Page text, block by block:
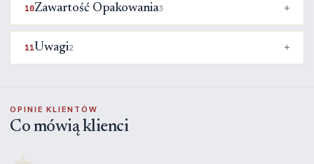
10Zawartość Opakowania3
11Uwagi2
OPINIE KLIENTÓW
Co mówią klienci